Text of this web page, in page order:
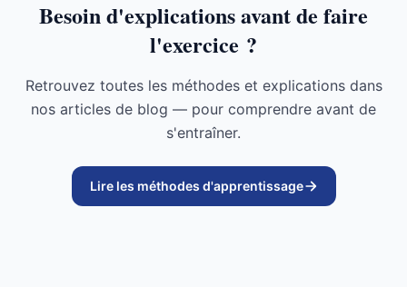
Besoin d'explications avant de faire
l'exercice ?
Retrouvez toutes les méthodes et explications dans
nos articles de blog — pour comprendre avant de
s'entraîner.
Lire les méthodes d'apprentissage